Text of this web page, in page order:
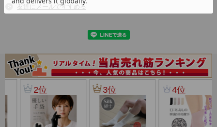
●干す時は直射日光を避け、必ず形を整え、陰干しにして下さい。脱水
●染めの性質上多少色落ちしやすいので他のものと別に洗って下さい。
■1枚販売はこちら
☆.゜,.,;°♪。,,.;‘☆.゜,.,;°♪。,,.;‘☆.゜,.,;°♪。,,.;‘☆.゜,.,;°♪☆.゜,.,;
°♪。,,.;‘☆.゜,.,;°♪。,,.;‘
～お客様の声～
友達にメールですすめる